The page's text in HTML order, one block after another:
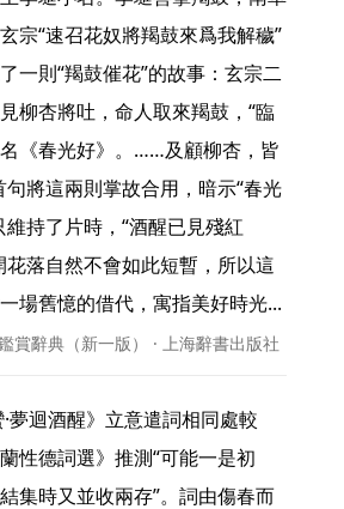
宗“速召花奴將羯鼓來爲我解穢”
一則“羯鼓催花”的故事：玄宗二
柳杏將吐，命人取來羯鼓，“臨
《春光好》。……及顧柳杏，皆
句將這兩則掌故合用，暗示“春光
持了片時，“酒醒已見殘紅
花落自然不會如此短暫，所以這
場舊憶的借代，寓指美好時光...
賞辭典（新一版） · 上海辭書出版社
性德詞選》推測“可能一是初
集時又並收兩存”。詞由傷春而